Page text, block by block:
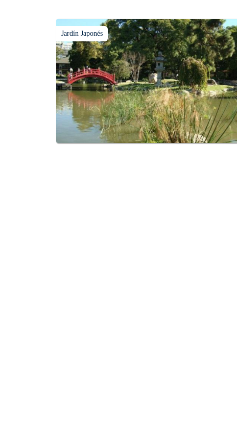
Jardín Japonés